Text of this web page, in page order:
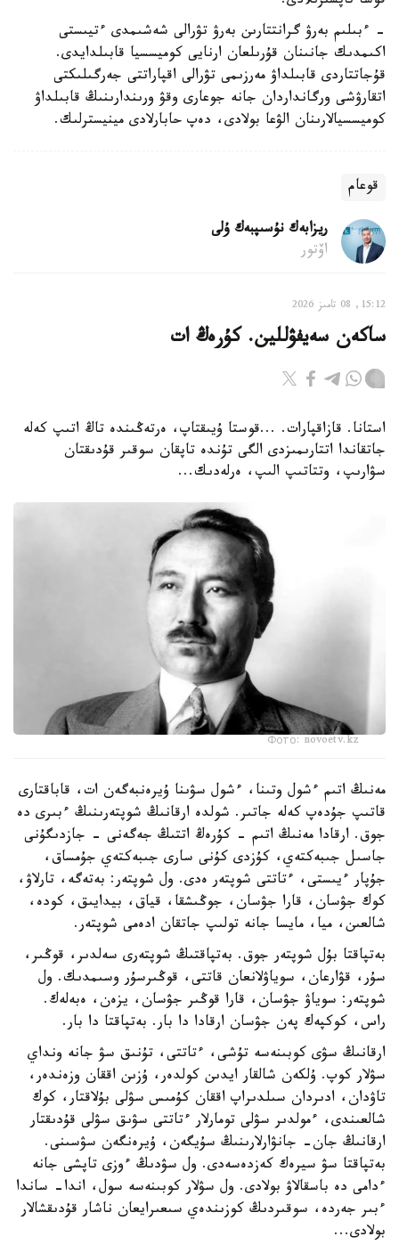
- ءبىلىم بەرۋ گرانتتارىن بەرۋ تۋرالى شەشىمدى ءتيىستى
اكىمدىك جانىنان قۇرىلعان ارنايى كوميسسيا قابىلدايدى.
قۇجاتتاردى قابىلداۋ مەرزىمى تۋرالى اقپاراتتى جەرگىلىكتى
اتقارۋشى ورگانداردان جانە جوعارى وقۋ ورىندارىنىڭ قابىلداۋ
كوميسسيالارىنان الۋعا بولادى، دەپ حابارلادى مينيسترلىك.
قوعام
ريزابەك نۇسىپبەك ۇلى
اۆتور
15:12, 08 تامىز 2026
ساكەن سەيفۋللين. كۇرەڭ ات
استانا. قازاقپارات. ...قوستا ۇيىقتاپ، ەرتەڭىندە تاڭ اتىپ كەلە
جاتقاندا اتتارىمىزدى الگى تۇندە تاپقان سوقىر قۇدىقتان
سۋارىپ، وتتاتىپ الىپ، ەرلەدىك...
Фото: novoetv.kz
مەنىڭ اتىم ءشول وتىنا، ءشول سۋىنا ۇيرەنبەگەن ات، قاباقتارى
قاتىپ جۇدەپ كەلە جاتىر. شولدە ارقانىڭ شوپتەرىنىڭ ءبىرى دە
جوق. ارقادا مەنىڭ اتىم - كۇرەڭ اتتىڭ جەگەنى - جازدىگۇنى
جاسىل جىبەكتەي، كۇزدى كۇنى سارى جىبەكتەي جۇمساق،
جۇپار ءيىستى، ءتاتتى شوپتەر ەدى. ول شوپتەر: بەتەگە، تارلاۋ،
كوك جۋسان، قارا جۋسان، جوڭىشقا، قياق، بيدايىق، كودە،
شالعىن، ميا، مايسا جانە تولىپ جاتقان ادەمى شوپتەر.
بەتپاقتا بۇل شوپتەر جوق. بەتپاقتىڭ شوپتەرى سەلدىر، قوڭىر،
سۇر، قۋارعان، سوياۋلانعان قاتتى، قوڭىرسۇر وسىمدىك. ول
شوپتەر: سوياۋ جۋسان، قارا قوڭىر جۋسان، يزەن، ەبەلەك.
راس، كوكپەك پەن جۋسان ارقادا دا بار. بەتپاقتا دا بار.
ارقانىڭ سۋى كوبىنەسە تۇشى، ءتاتتى، تۇنىق سۋ جانە ونداي
سۋلار كوپ. ۇلكەن شالقار ايدىن كولدەر، ۇزىن اققان وزەندەر،
تاۋدان، ادىردان سىلدىراپ اققان كۇمىس سۋلى بۇلاقتار، كوك
شالعىندى، ءمولدىر سۋلى تومارلار ءتاتتى سۋىق سۋلى قۇدىقتار
ارقانىڭ جان- جانۋارلارىنىڭ سۇيگەن، ۇيرەنگەن سۋسىنى.
بەتپاقتا سۋ سيرەك كەزدەسەدى. ول سۋدىڭ ءوزى تاپشى جانە
ءدامى دە باسقالاۋ بولادى. ول سۋلار كوبىنەسە سول، اندا- ساندا
ءبىر جەردە، سوقىردىڭ كوزىندەي سىعىرايعان ناشار قۇدىقشالار
بولادى...